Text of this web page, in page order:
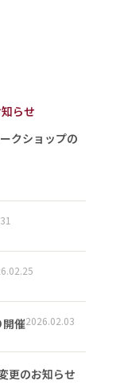
らせ
クショップの
開催2026.02.03
更のお知らせ